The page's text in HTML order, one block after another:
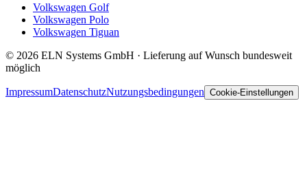
Volkswagen Golf
Volkswagen Polo
Volkswagen Tiguan
© 2026 ELN Systems GmbH · Lieferung auf Wunsch bundesweit
möglich
ImpressumDatenschutzNutzungsbedingungen Cookie-Einstellungen